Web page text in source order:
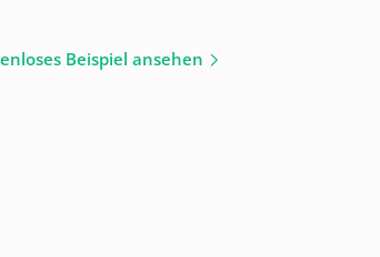
Beispiel ansehen